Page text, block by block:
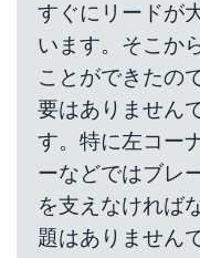
すぐにリードが
います。そこか
ことができたの
要はありません
す。特に左コー
ーなどではブレ
を支えなければ
題はありません